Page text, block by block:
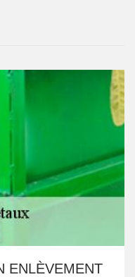
ENLÈVEMENT